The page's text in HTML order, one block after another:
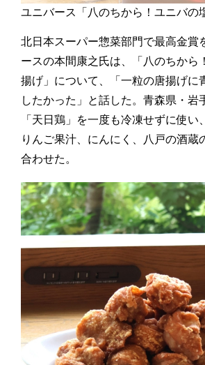
ユニバース「八のちから！ユニバの
北日本スーパー惣菜部門で最高金賞
ースの本間康之氏は、「八のちから
揚げ」について、「一粒の唐揚げに
したかった」と話した。青森県・岩
「天日鶏」を一度も冷凍せずに使い
りんご果汁、にんにく、八戸の酒蔵
合わせた。